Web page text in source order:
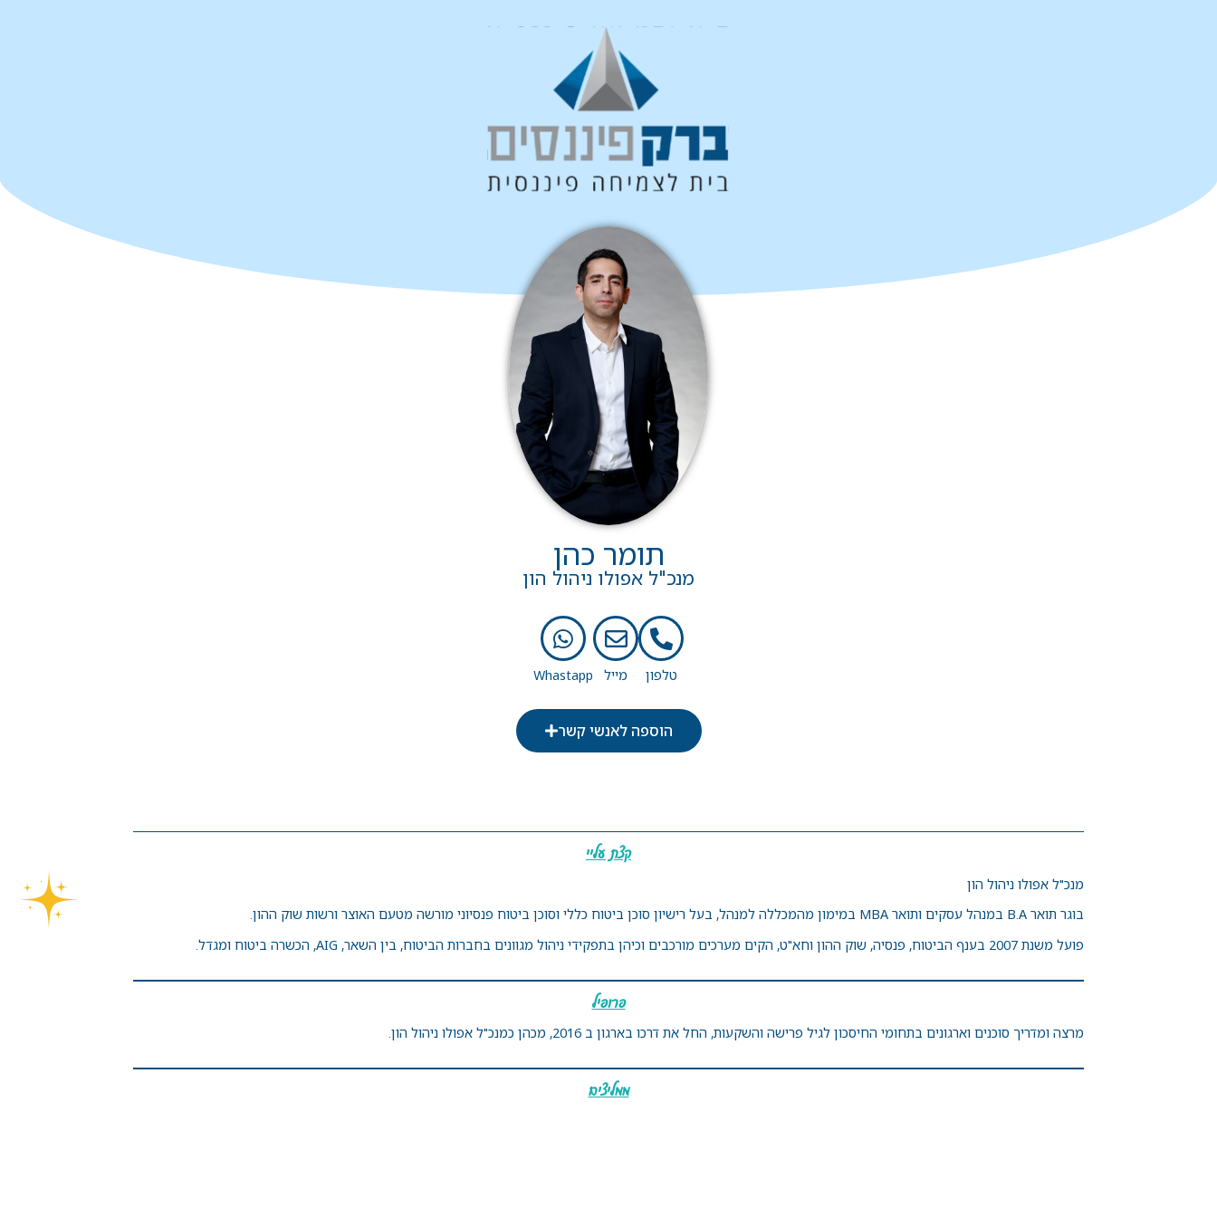
תומר כהן
מנכ"ל אפולו ניהול הון
הוספה לאנשי קשר
קצת עליי
מנכ"ל אפולו ניהול הון
בוגר תואר B.A במנהל עסקים ותואר MBA במימון מהמכללה למנהל, בעל רישיון סוכן ביטוח כללי וסוכן ביטוח פנסיוני מורשה מטעם האוצר ורשות שוק ההון.
פועל משנת 2007 בענף הביטוח, פנסיה, שוק ההון וחא"ט, הקים מערכים מורכבים וכיהן בתפקידי ניהול מגוונים בחברות הביטוח, בין השאר, AIG, הכשרה ביטוח ומגדל.
פרופיל
מרצה ומדריך סוכנים וארגונים בתחומי החיסכון לגיל פרישה והשקעות, החל את דרכו בארגון ב 2016, מכהן כמנכ"ל אפולו ניהול הון.
ממליצים